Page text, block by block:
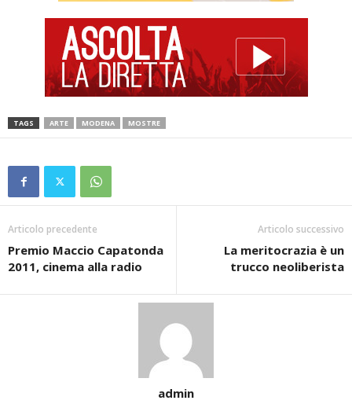
TAGS ARTE MODENA MOSTRE
Articolo precedente
Premio Maccio Capatonda
2011, cinema alla radio
Articolo successivo
La meritocrazia è un
trucco neoliberista
admin